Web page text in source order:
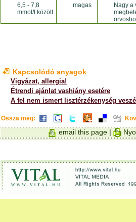
6,5 - 7,8
mmol/l között
magas
Nagy a
Kapcsolódó anyagok
Vigyázat, allergia!
Étrendi ajánlat vashiány esetére
A fel nem ismert lisztérzékenység
Ossza meg:
email this page|